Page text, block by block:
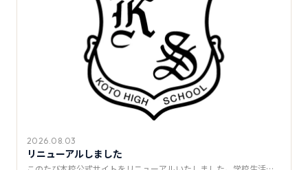
転入学・編入学
オープンキャンパス
2026.08.03
リニューアルしました